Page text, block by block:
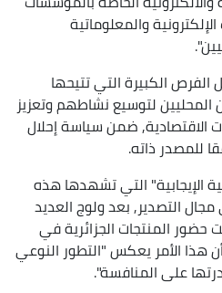
والمعلوماتية
الكبيرة التي تتيحها
لتوسيع نشاطهم وتعزيز
ضمن سياسة إحلال
للمصدر ذاته.
الإيجابية" التي تشهدها هذه
التصدير, بعد ولوج العديد
المنتجات الجزائرية في
هذا الأمر يعكس "التطور النوعي
على المنافسة".